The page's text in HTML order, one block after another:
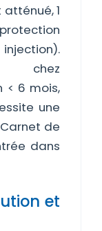
1
chez
< 6 mois,
une
de
dans
et